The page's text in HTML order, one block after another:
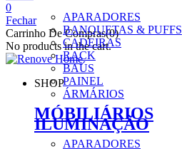
APARADORES
BANQUETAS & PUFFS
CADEIRAS
RACK
BAÚS
PAINEL
ÁRMÁRIOS
ILUMINAÇÃO
0
Fechar
Carrinho De Compras(0)
No products in the cart.
SHOP
MÓBILIÁRIOS
APARADORES